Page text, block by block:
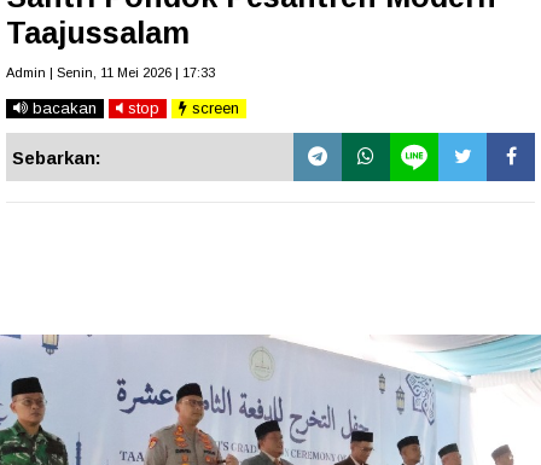
Taajussalam
Admin | Senin, 11 Mei 2026 | 17:33
bacakan stop screen
Sebarkan: